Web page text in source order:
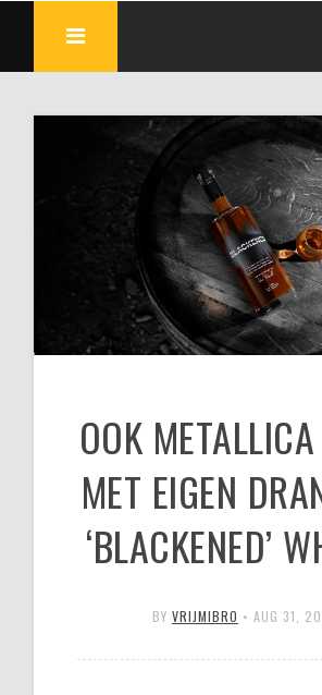
OOK
MET EIGEN
‘BLACKENED’
BY VRIJMIBRO • AUG 31,